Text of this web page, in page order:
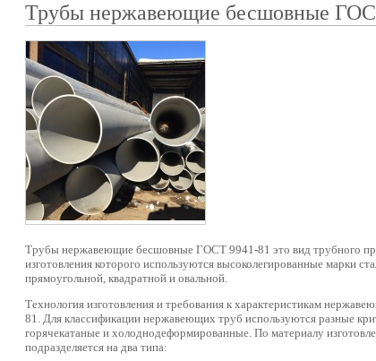
Трубы нержавеющие бесшовные
Трубы нержавеющие бесшовные ГОСТ 9941-81 это вид трубного
изготовления которого используются высоколегированные марки
прямоугольной, квадратной и овальной.
Технология изготовления и требования к характеристикам
81. Для классификации нержавеющих труб используются разные
горячекатаные и холоднодеформированные. По материалу
подразделяется на два типа: